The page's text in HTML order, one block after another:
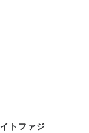
トファジ